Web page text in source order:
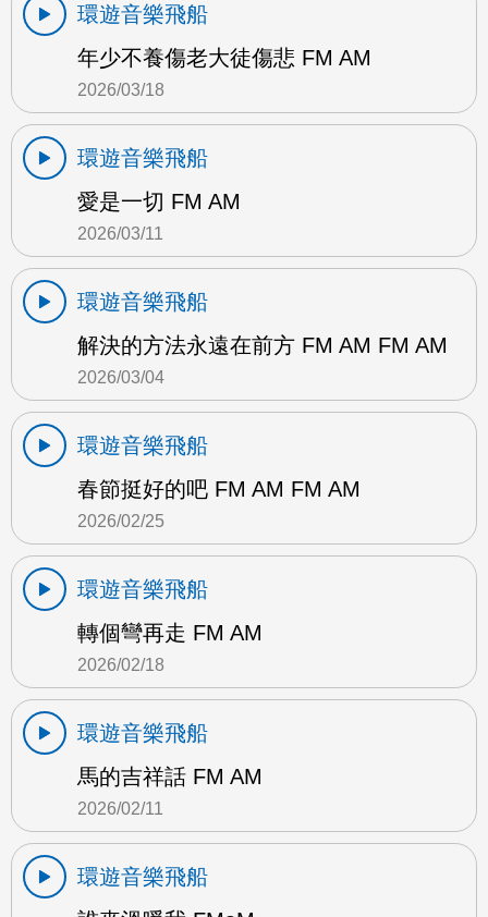
環遊音樂飛船
年少不養傷老大徒傷悲 FM AM
2026/03/18
環遊音樂飛船
愛是一切 FM AM
2026/03/11
環遊音樂飛船
解決的方法永遠在前方 FM AM FM AM
2026/03/04
環遊音樂飛船
春節挺好的吧 FM AM FM AM
2026/02/25
環遊音樂飛船
轉個彎再走 FM AM
2026/02/18
環遊音樂飛船
馬的吉祥話 FM AM
2026/02/11
環遊音樂飛船